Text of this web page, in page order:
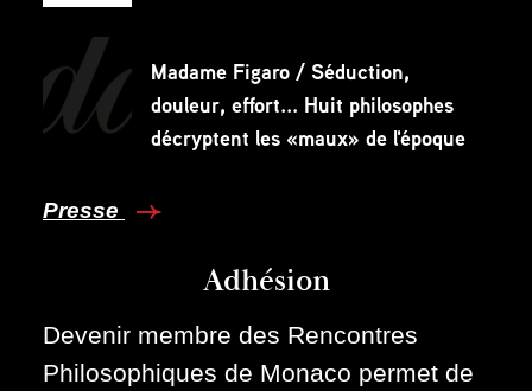
Madame Figaro / Séduction,
douleur, effort... Huit philosophes
décryptent les «maux» de l'époque
Presse
Adhésion
Devenir membre des Rencontres
Philosophiques de Monaco permet de